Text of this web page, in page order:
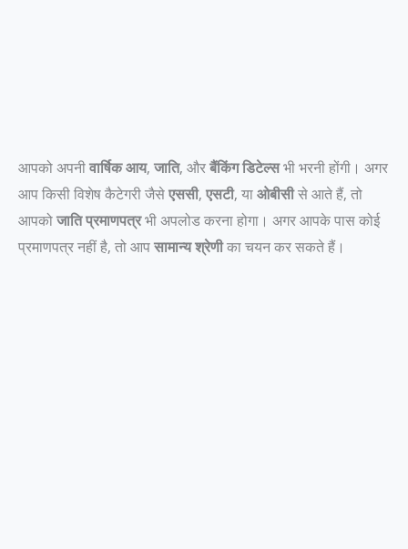
आपको अपनीवार्षिक आय, जाति, औरबैंकिंग डिटेल्सभी भरनी होंगी। अगर
आप किसी विशेष कैटेगरी जैसेएससी, एसटी, याओबीसीसे आते हैं, तो
आपकोजाति प्रमाणपत्रभी अपलोड करना होगा। अगर आपके पास कोई
प्रमाणपत्र नहीं है, तो आपसामान्य श्रेणीका चयन कर सकते हैं।